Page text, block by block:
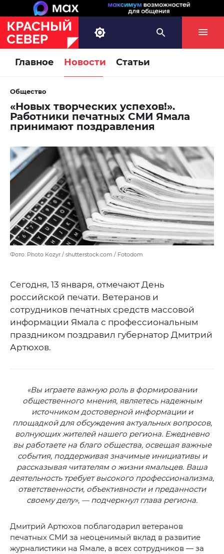
Главное Новости Статьи
Общество
«Новых творческих успехов!».
Работники печатных СМИ Ямала
принимают поздравления
Фото: Photo Kozyr / shutterstock.com / Fotodom
Сегодня, 13 января, отмечают День
российской печати. Ветеранов и
сотрудников печатных средств массовой
информации Ямала с профессиональным
праздником поздравил губернатор Дмитрий
Артюхов.
«Вы играете важную роль в формировании
общественного мнения, являетесь надежным
источником достоверной информации и
площадкой для обсуждения актуальных вопросов,
волнующих жителей нашего региона. Ежедневно
вы работаете на благо общества, освещая важные
события, поддерживая значимые инициативы и
рассказывая читателям о жизни ямальцев. Ваша
деятельность требует высокого профессионализма,
ответственности, объективности и преданности
своему делу», — подчеркнул глава региона.
Дмитрий Артюхов поблагодарил ветеранов
печатных СМИ за неоценимый вклад в развитие
журналистики на Ямале, а всех сотрудников — за